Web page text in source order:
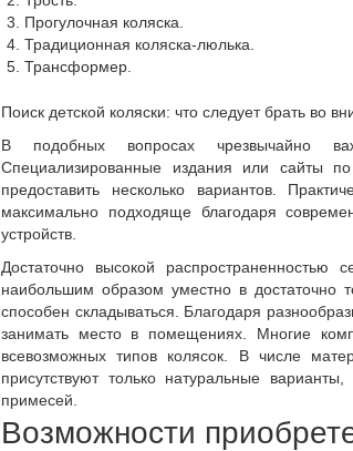
Прогулочная коляска.
Традиционная коляска-люлька.
Трансформер.
Поиск детской коляски: что следует брать во
В подобных вопросах чрезвычайно
Специализированные издания или сайты
предоставить несколько вариантов.
максимально подходяще благодаря
устройств.
Достаточно высокой распространенностью
наибольшим образом уместно в достаточно
способен складываться. Благодаря
занимать место в помещениях. Многие
всевозможных типов колясок. В числе
присутствуют только натуральные
примесей.
Возможности